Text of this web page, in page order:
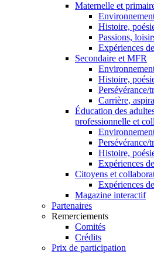
Maternelle et
Histoire,
Passions,
Expériences
Secondaire et MFR
Histoire,
Persévérance/
Carrière,
Éducation des
professionnelle et
Persévérance/
Histoire,
Expériences
Citoyens et
Expériences
Magazine interactif
Partenaires
Remerciements
Comités
Crédits
Prix de participation